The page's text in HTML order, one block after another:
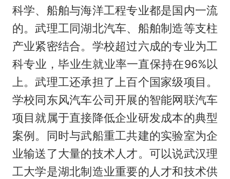
科学、船舶与海洋工程专业都是国内一流
的。武理工同湖北汽车、船舶制造等支柱
产业紧密结合。学校超过六成的专业为工
科专业，毕业生就业率一直保持在96%以
上。武理工还承担了上百个国家级项目。
学校同东风汽车公司开展的智能网联汽车
项目就属于直接降低企业研发成本的典型
案例。同时与武船重工共建的实验室为企
业输送了大量的技术人才。可以说武汉理
工大学是湖北制造业重要的人才和技术供